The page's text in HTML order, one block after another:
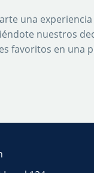
una
nuestros
favoritos en una